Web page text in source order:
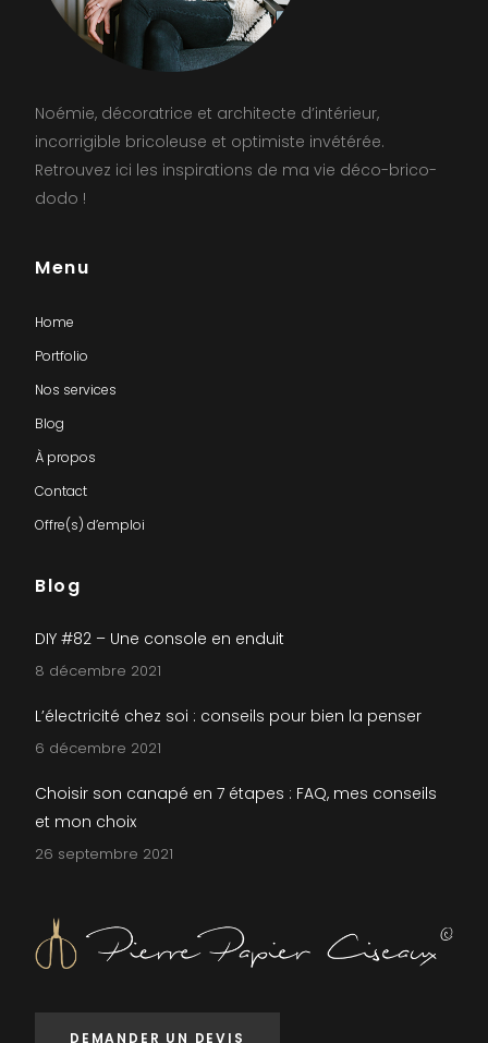
Noémie, décoratrice et architecte d’intérieur,
incorrigible bricoleuse et optimiste invétérée.
Retrouvez ici les inspirations de ma vie déco-brico-
dodo !
Menu
Home
Portfolio
Nos services
Blog
À propos
Contact
Offre(s) d’emploi
Blog
DIY #82 – Une console en enduit
8 décembre 2021
L’électricité chez soi : conseils pour bien la penser
6 décembre 2021
Choisir son canapé en 7 étapes : FAQ, mes conseils
et mon choix
26 septembre 2021
DEMANDER UN DEVIS